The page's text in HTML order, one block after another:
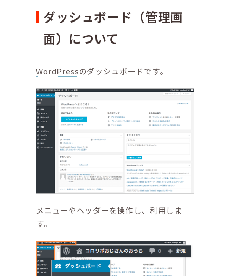
ダッシュボード（管理画
面）について
WordPressのダッシュボードです。
メニューやヘッダーを操作し、利用しま
す。